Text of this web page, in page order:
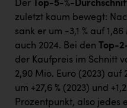
Der Top-5-%-
zuletzt kaum bewegt:
sank er um -3,1 % auf
auch 2024. Bei den Top-
der Kaufpreis im Schnitt
2,90 Mio. Euro (2023) auf
um +27,6 % (2023) und
Prozentpunkt, also jedes